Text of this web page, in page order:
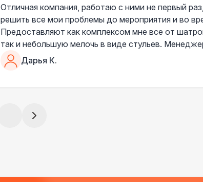
Отличная компания, работаю с ними не первый
решить все мои проблемы до мероприятия и во
Предоставляют как комплексом мне все от
так и небольшую мелочь в виде стульев.
очень понимающий, честный всегда подскажут
чем дополнить праздник. Очень люблю работать
Дарья К.